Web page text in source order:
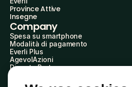
Province Attive
Insegne
Company
Spesa su smartphone
Modalità di pagamento
Everli Plus
AgevolAzioni
Diventa Partner
Everli Shoppers